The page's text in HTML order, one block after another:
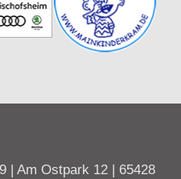
| Am Ostpark 12 | 65428